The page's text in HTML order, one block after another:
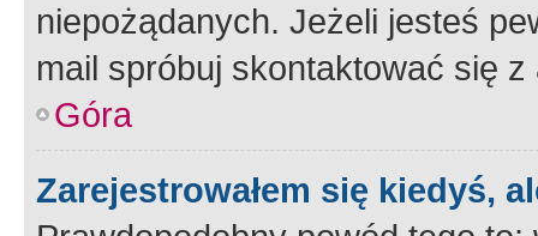
niepożądanych. Jeżeli jesteś
mail spróbuj skontaktować się
Góra
Zarejestrowałem się kiedyś,